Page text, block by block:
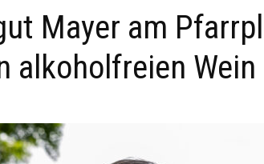
Mayer am
alkoholfreien